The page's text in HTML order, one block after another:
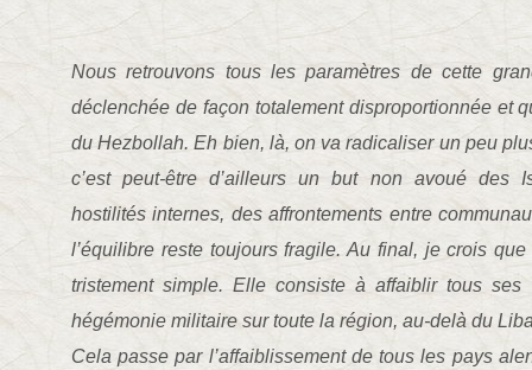
Nous retrouvons tous les paramètres de cette
déclenchée de façon totalement disproportionnée et
du Hezbollah. Eh bien, là, on va radicaliser un peu
c’est peut-être d’ailleurs un but non avoué des
hostilités internes, des affrontements entre
l’équilibre reste toujours fragile. Au final, je crois
tristement simple. Elle consiste à affaiblir tous ses
hégémonie militaire sur toute la région, au-delà du
Cela passe par l’affaiblissement de tous les pays